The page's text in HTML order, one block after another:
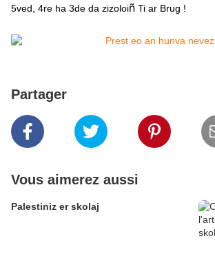
5ved, 4re ha 3de da zizoloiñ Ti ar Brug !
Partager
Vous aimerez aussi
Palestiniz er skolaj